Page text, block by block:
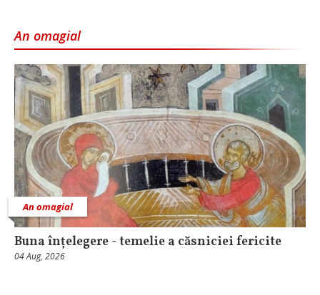
An omagial
An omagial
Buna înțelegere - temelie a căsniciei fericite
04 Aug, 2026